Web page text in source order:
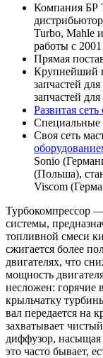
Компания БР
Turbo, Mahle
работы с 2001
Прямая
Крупнейший
запчастей
запчастей
Развитая
Специальные
Своя сеть
Sonio
(Польша),
Viscom
Турбокомпрессор
системы,
топливной смеси
сжигается более
двигателях, что
мощность
несложен: горячие
крыльчатку
вал передается на
захватывает
диффузор,
это часто бывает,